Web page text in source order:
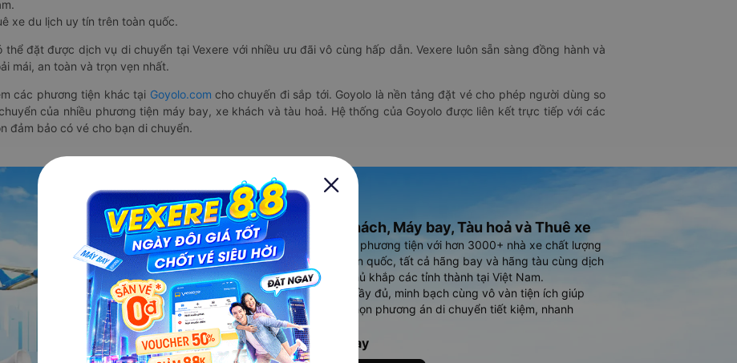
xe du lịch uy tín trên toàn quốc.
đặt được dịch vụ di chuyển tại Vexere với nhiều ưu đãi vô cùng hấp dẫn. Vexere luôn sẵn sàng đồng hành và
mái, an toàn và trọn vẹn nhất.
các phương tiện khác tại Goyolo.com cho chuyến đi sắp tới. Goyolo là nền tảng đặt vé cho phép người dùng so
của nhiều phương tiện máy bay, xe khách và tàu hoả. Hệ thống của Goyolo được liên kết trực tiếp với các
đảm bảo có vé cho bạn di chuyển.
Ứng dụng đặt vé Xe khách, Máy bay, Tàu hoả và Thuê xe
Vexere - ứng dụng đặt vé đa phương tiện với hơn 3000+ nhà xe chất lượng
cao, 5000+ tuyến đường toàn quốc, tất cả hãng bay và hãng tàu cùng dịch
vụ thuê xe máy, xe du lịch phủ khắp các tỉnh thành tại Việt Nam.
Ứng dụng hiển thị thông tin đầy đủ, minh bạch cùng vô vàn tiện ích giúp
người dùng so sánh và lựa chọn phương án di chuyển tiết kiệm, nhanh
chóng và phù hợp nhất.
Tải ứng dụng Vexere ngay